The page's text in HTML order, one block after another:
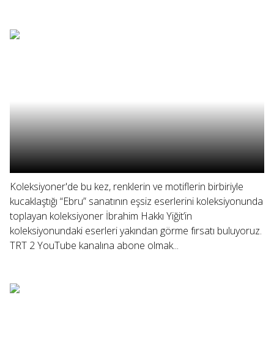
Koleksiyoner'de bu kez, renklerin ve motiflerin birbiriyle
kucaklaştığı “Ebru” sanatının eşsiz eserlerini koleksiyonunda
toplayan koleksiyoner İbrahim Hakkı Yiğit’in
koleksiyonundaki eserleri yakından görme fırsatı buluyoruz.
TRT 2 YouTube kanalına abone olmak...